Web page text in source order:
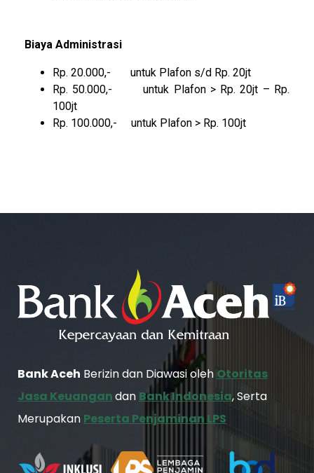
Biaya Administrasi
Rp. 20.000,- untuk Plafon s/d Rp. 20jt
Rp. 50.000,- untuk Plafon > Rp. 20jt – Rp.
100jt
Rp. 100.000,- untuk Plafon > Rp. 100jt
Bank Aceh Berizin dan Diawasi oleh Otoritas
Jasa Keuangandan Bank Indonesia, Serta
Merupakan Peserta Penjaminan LPS